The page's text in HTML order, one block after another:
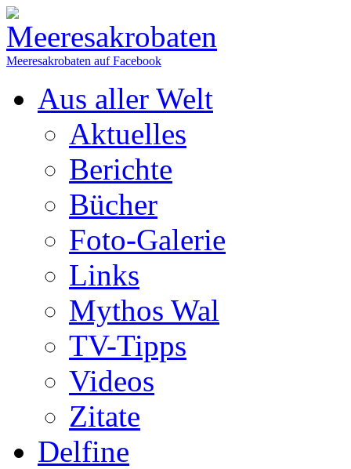
Meeresakrobaten auf Facebook
Aus aller Welt
Aktuelles
Berichte
Bücher
Foto-Galerie
Links
Mythos Wal
TV-Tipps
Videos
Zitate
Delfine